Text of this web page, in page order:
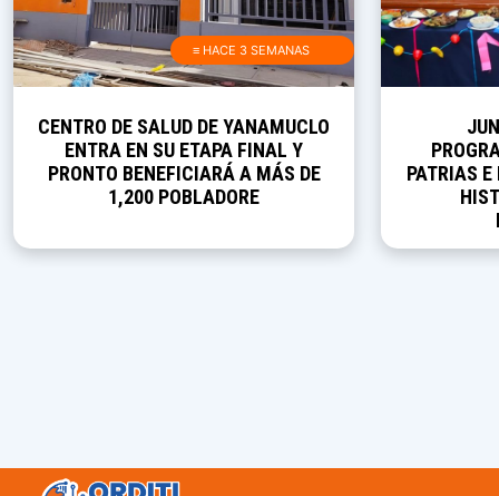
≡ HACE 3 SEMANAS
CENTRO DE SALUD DE YANAMUCLO
ENTRA EN SU ETAPA FINAL Y
PRONTO BENEFICIARÁ A MÁS DE
1,200 POBLADORE
PATRIAS